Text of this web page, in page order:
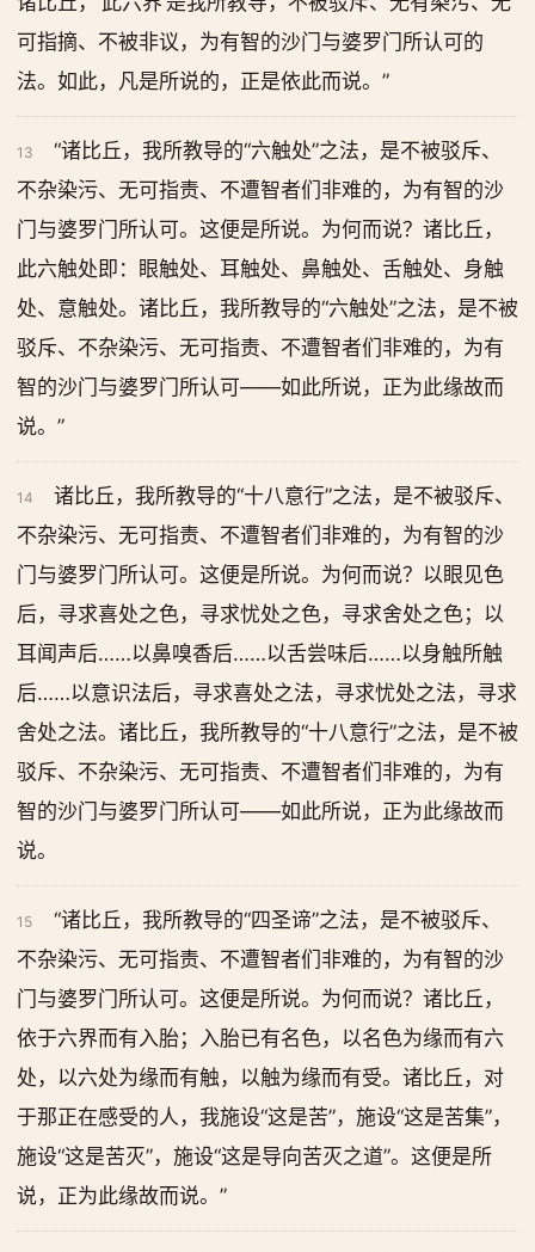
可指摘、不被非议，为有智的沙门与婆罗门所认可的
法。如此，凡是所说的，正是依此而说。”
13
“诸比丘，我所教导的“六触处”之法，是不被驳斥、
不杂染污、无可指责、不遭智者们非难的，为有智的沙
门与婆罗门所认可。这便是所说。为何而说？诸比丘，
此六触处即：眼触处、耳触处、鼻触处、舌触处、身触
处、意触处。诸比丘，我所教导的“六触处”之法，是不被
驳斥、不杂染污、无可指责、不遭智者们非难的，为有
智的沙门与婆罗门所认可——如此所说，正为此缘故而
说。”
14
诸比丘，我所教导的“十八意行”之法，是不被驳斥、
不杂染污、无可指责、不遭智者们非难的，为有智的沙
门与婆罗门所认可。这便是所说。为何而说？以眼见色
后，寻求喜处之色，寻求忧处之色，寻求舍处之色；以
耳闻声后……以鼻嗅香后……以舌尝味后……以身触所触
后……以意识法后，寻求喜处之法，寻求忧处之法，寻求
舍处之法。诸比丘，我所教导的“十八意行”之法，是不被
驳斥、不杂染污、无可指责、不遭智者们非难的，为有
智的沙门与婆罗门所认可——如此所说，正为此缘故而
说。
15
“诸比丘，我所教导的“四圣谛”之法，是不被驳斥、
不杂染污、无可指责、不遭智者们非难的，为有智的沙
门与婆罗门所认可。这便是所说。为何而说？诸比丘，
依于六界而有入胎；入胎已有名色，以名色为缘而有六
处，以六处为缘而有触，以触为缘而有受。诸比丘，对
于那正在感受的人，我施设“这是苦”，施设“这是苦集”，
施设“这是苦灭”，施设“这是导向苦灭之道”。这便是所
说，正为此缘故而说。”